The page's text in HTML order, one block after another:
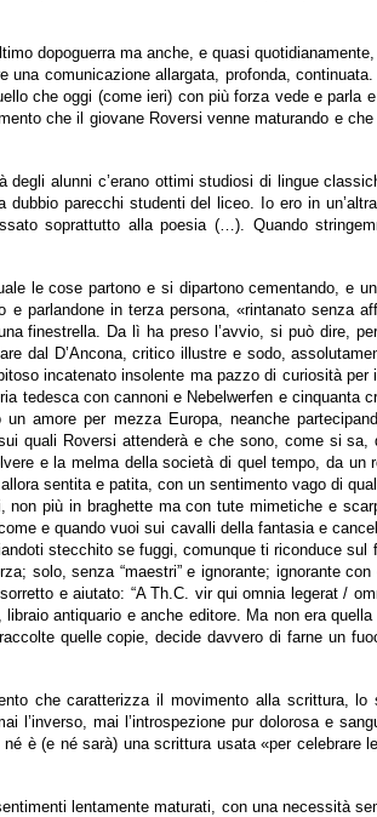
dopoguerra ma anche, e quasi
comunicazione allargata, profonda,
che oggi (come ieri) con più forza vede e parla
che il giovane Roversi venne maturando e
alunni c’erano ottimi studiosi di lingue
parecchi studenti del liceo. Io ero in
soprattutto alla poesia (…). Quando
le cose partono e si dipartono cementando, e
parlandone in terza persona, «rintanato senza
finestrella. Da lì ha preso l’avvio, si può dire,
dal D’Ancona, critico illustre e sodo,
incatenato insolente ma pazzo di curiosità
tedesca con cannoni e Nebelwerfen e cinquanta
amore per mezza Europa, neanche
quali Roversi attenderà e che sono, come si
e la melma della società di quel tempo, da un
sentita e patita, con un sentimento vago di
più in braghette ma con tute mimetiche e
e quando vuoi sui cavalli della fantasia e
stecchito se fuggi, comunque ti riconduce sul
solo, senza “maestri” e ignorante; ignorante
e aiutato: “A Th.C. vir qui omnia legerat /
, libraio antiquario e anche editore. Ma non era
quelle copie, decide davvero di farne un
che caratterizza il movimento alla scrittura,
l’inverso, mai l’introspezione pur dolorosa e
è (e né sarà) una scrittura usata «per celebrare
lentamente maturati, con una necessità